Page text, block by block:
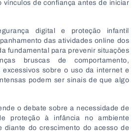
vínculos de confiança antes de iniciar
digital e proteção infantil
das atividades online dos
fundamental para prevenir situações
bruscas de comportamento,
excessivos sobre o uso da internet e
podem ser sinais de que algo
o debate sobre a necessidade de
proteção à infância no ambiente
diante do crescimento do acesso de